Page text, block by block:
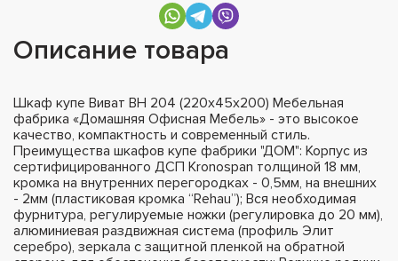
Описание товара
Шкаф купе Виват ВН 204 (220х45х200) Мебельная
фабрика «Домашняя Офисная Мебель» - это высокое
качество, компактность и современный стиль.
Преимущества шкафов купе фабрики "ДОМ": Корпус из
сертифицированного ДСП Kronospan толщиной 18 мм,
кромка на внутренних перегородках - 0,5мм, на внешних
- 2мм (пластиковая кромка “Rehau”); Вся необходимая
фурнитура, регулируемые ножки (регулировка до 20 мм),
алюминиевая раздвижная система (профиль Элит
серебро), зеркала с защитной пленкой на обратной